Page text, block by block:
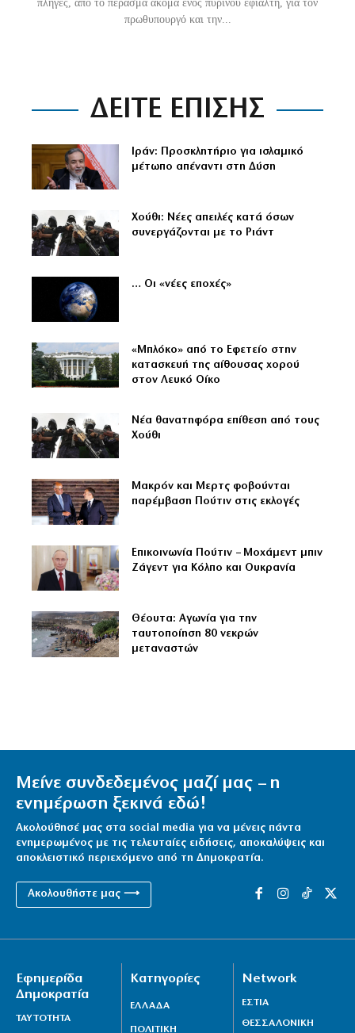
πληγές, από το πέρασμα ακόμα ενός πύρινου εφιάλτη, για τον
πρωθυπουργό και την...
ΔΕΙΤΕ ΕΠΙΣΗΣ
Ιράν: Προσκλητήριο για ισλαμικό
μέτωπο απέναντι στη Δύση
Χούθι: Νέες απειλές κατά όσων
συνεργάζονται με το Ριάντ
… Οι «νέες εποχές»
«Μπλόκο» από το Εφετείο στην
κατασκευή της αίθουσας χορού
στον Λευκό Οίκο
Νέα θανατηφόρα επίθεση από τους
Χούθι
Μακρόν και Μερτς φοβούνται
παρέμβαση Πούτιν στις εκλογές
Επικοινωνία Πούτιν – Μοχάμεντ μπιν
Ζάγεντ για Κόλπο και Ουκρανία
Θέουτα: Αγωνία για την
ταυτοποίηση 80 νεκρών
μεταναστών
Μείνε συνδεδεμένος μαζί μας – η
ενημέρωση ξεκινά εδώ!
Ακολούθησέ μας στα social media για να μένεις πάντα
ενημερωμένος με τις τελευταίες ειδήσεις, αποκαλύψεις και
αποκλειστικό περιεχόμενο από τη Δημοκρατία.
Ακολουθήστε μας ⟶
Εφημερίδα
Δημοκρατία
ΤΑΥΤΟΤΗΤΑ
Κατηγορίες
ΕΛΛΑΔΑ
ΠΟΛΙΤΙΚΗ
Network
ΕΣΤΙΑ
ΘΕΣΣΑΛΟΝΙΚΗ